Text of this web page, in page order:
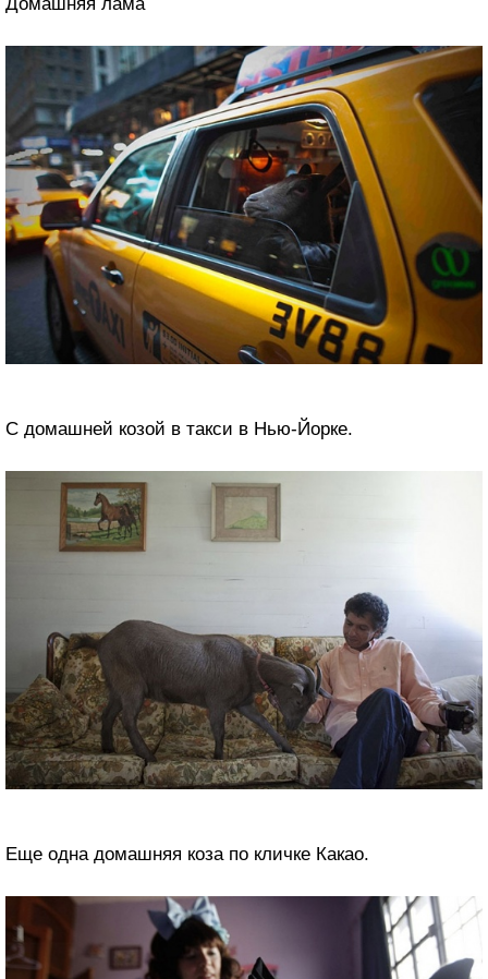
С домашней козой в такси в Нью-Йорке.
Еще одна домашняя коза по кличке Какао.